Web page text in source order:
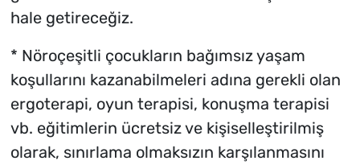
hale getireceğiz.
* Nöroçeşitli çocukların bağımsız yaşam
koşullarını kazanabilmeleri adına gerekli olan
ergoterapi, oyun terapisi, konuşma terapisi
vb. eğitimlerin ücretsiz ve kişiselleştirilmiş
olarak, sınırlama olmaksızın karşılanmasını